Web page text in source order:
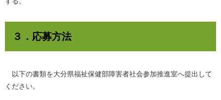
３．応募方法
以下の書類を大分県福祉保健部障害者社会参加推進室へ提出して
ください。